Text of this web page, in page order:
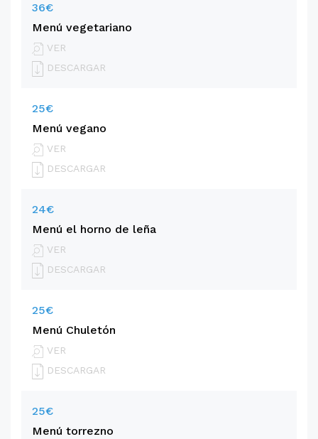
36€
Menú vegetariano
VER
DESCARGAR
25€
Menú vegano
VER
DESCARGAR
24€
Menú el horno de leña
VER
DESCARGAR
25€
Menú Chuletón
VER
DESCARGAR
25€
Menú torrezno